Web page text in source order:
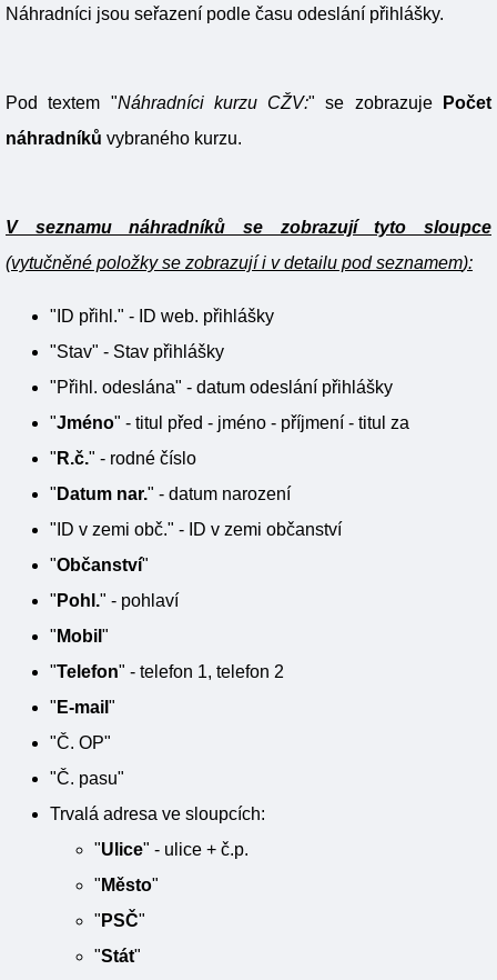
Náhradníci jsou seřazení podle času odeslání přihlášky.
Pod textem "Náhradníci kurzu CŽV:" se zobrazuje
Počet
náhradníků vybraného kurzu.
V seznamu náhradníků se zobrazují tyto sloupce
(vytučněné položky se zobrazují i v detailu pod seznamem):
"ID přihl." - ID web. přihlášky
"Stav" - Stav přihlášky
"Přihl. odeslána" - datum odeslání přihlášky
"Jméno" - titul před - jméno - příjmení - titul za
" R.č." - rodné číslo
" Datum nar." - datum narození
"ID v zemi obč." - ID v zemi občanství
"Občanství"
" Pohl." - pohlaví
" Mobil "
"Telefon" - telefon 1, telefon 2
" E-mail "
"Č. OP"
"Č. pasu"
Trvalá adresa ve sloupcích:
"Ulice" - ulice + č.p.
" Město"
" PSČ"
"Stát"